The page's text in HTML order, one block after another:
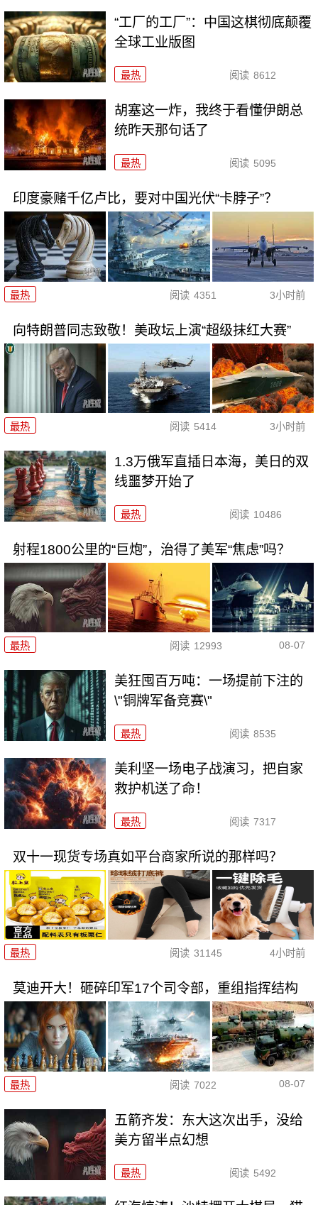
“工厂的工厂”：中国这棋彻底颠覆
全球工业版图
最热 阅读 8612
胡塞这一炸，我终于看懂伊朗总
统昨天那句话了
最热 阅读 5095
印度豪赌千亿卢比，要对中国光伏“卡脖子”？
最热 阅读 4351 3小时前
向特朗普同志致敬！美政坛上演“超级抹红大赛”
最热 阅读 5414 3小时前
1.3万俄军直插日本海，美日的双
线噩梦开始了
最热 阅读 10486
射程1800公里的“巨炮”，治得了美军“焦虑”吗？
最热 阅读 12993 08-07
美狂囤百万吨：一场提前下注的
\"铜牌军备竞赛\"
最热 阅读 8535
美利坚一场电子战演习，把自家
救护机送了命！
最热 阅读 7317
双十一现货专场真如平台商家所说的那样吗？
最热 阅读 31145 4小时前
莫迪开大！砸碎印军17个司令部，重组指挥结构
最热 阅读 7022 08-07
五箭齐发：东大这次出手，没给
美方留半点幻想
最热 阅读 5492